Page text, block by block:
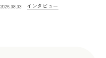
2026.08.03 インタビュー